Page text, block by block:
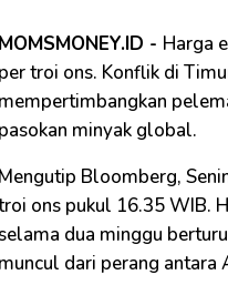
MOMSMONEY.ID - Harga
per troi ons. Konflik di
mempertimbangkan
pasokan minyak global.
Mengutip Bloomberg,
ons pukul 16.35 WIB.
dua minggu
muncul dari perang antara